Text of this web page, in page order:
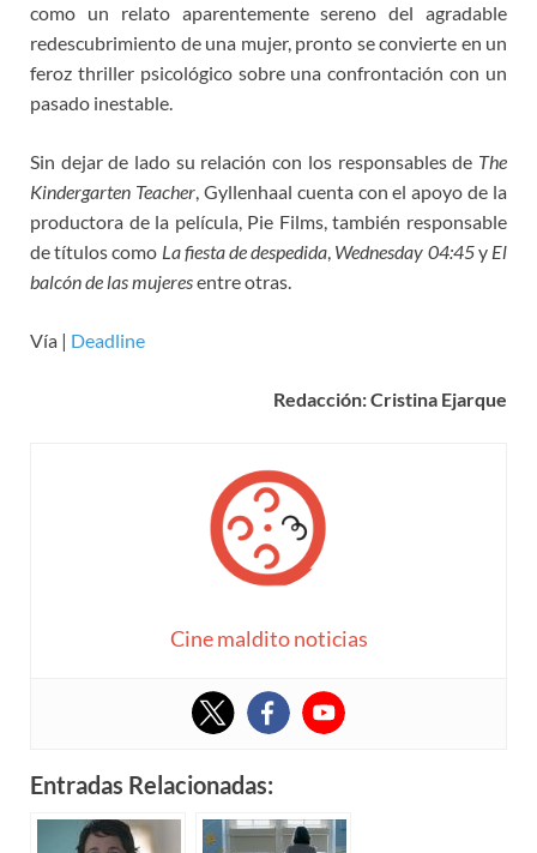
como un relato aparentemente sereno del agradable
redescubrimiento de una mujer, pronto se convierte en un
feroz thriller psicológico sobre una confrontación con un
pasado inestable.
Sin dejar de lado su relación con los responsables de The
Kindergarten Teacher, Gyllenhaal cuenta con el apoyo de la
productora de la película, Pie Films, también responsable
de títulos como La fiesta de despedida, Wednesday 04:45y El
balcón de las mujeresentre otras.
Vía | Deadline
Redacción: Cristina Ejarque
Cine maldito noticias
Entradas Relacionadas: